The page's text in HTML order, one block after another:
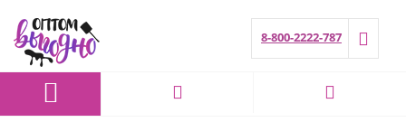
8-800-2222-787